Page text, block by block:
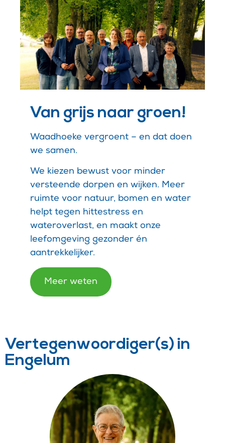
Van grijs naar groen!
Waadhoeke vergroent – en dat doen
we samen.
We kiezen bewust voor minder
versteende dorpen en wijken. Meer
ruimte voor natuur, bomen en water
helpt tegen hittestress en
wateroverlast, en maakt onze
leefomgeving gezonder én
aantrekkelijker.
Meer weten
Vertegenwoordiger(s) in
Engelum